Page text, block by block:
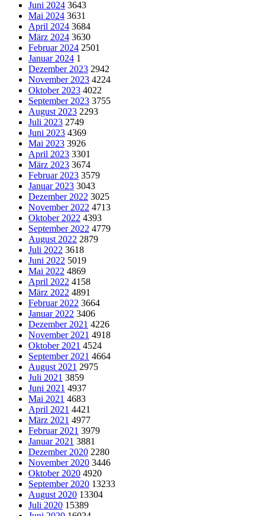
Juni 2024 3643
Mai 2024 3631
April 2024 3684
März 2024 3630
Februar 2024 2501
Januar 2024 1
Dezember 2023 2942
November 2023 4224
Oktober 2023 4022
September 2023 3755
August 2023 2293
Juli 2023 2749
Juni 2023 4369
Mai 2023 3926
April 2023 3301
März 2023 3674
Februar 2023 3579
Januar 2023 3043
Dezember 2022 3025
November 2022 4713
Oktober 2022 4393
September 2022 4779
August 2022 2879
Juli 2022 3618
Juni 2022 5019
Mai 2022 4869
April 2022 4158
März 2022 4891
Februar 2022 3664
Januar 2022 3406
Dezember 2021 4226
November 2021 4918
Oktober 2021 4524
September 2021 4664
August 2021 2975
Juli 2021 3859
Juni 2021 4937
Mai 2021 4683
April 2021 4421
März 2021 4977
Februar 2021 3979
Januar 2021 3881
Dezember 2020 2280
November 2020 3446
Oktober 2020 4920
September 2020 13233
August 2020 13304
Juli 2020 15389